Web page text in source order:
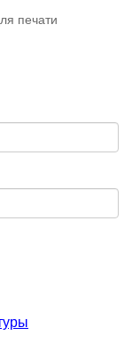
печати